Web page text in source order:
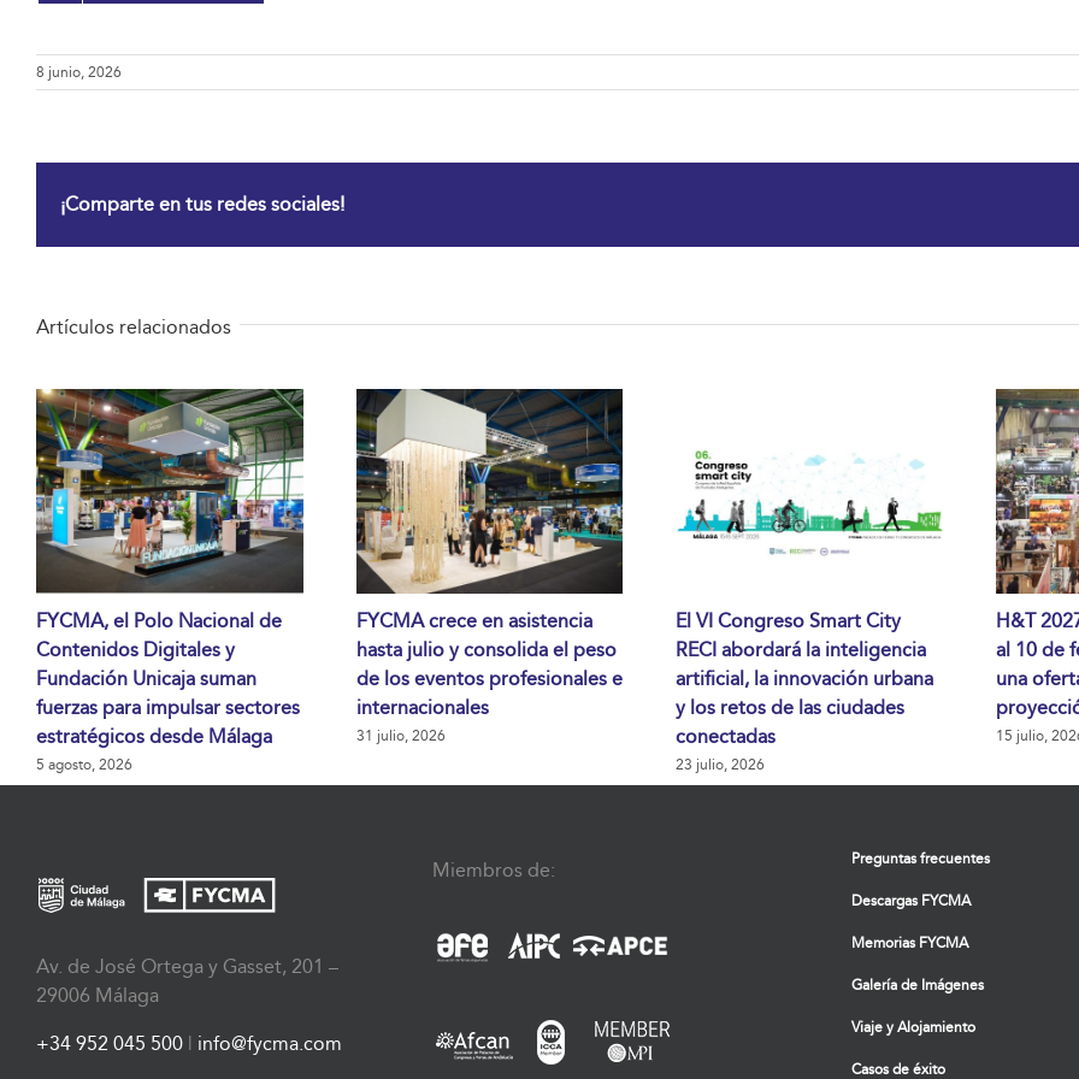
8 junio, 2026
¡Comparte en tus redes sociales!
Artículos relacionados
FYCMA, el Polo Nacional de
Contenidos Digitales y
Fundación Unicaja suman
fuerzas para impulsar sectores
estratégicos desde Málaga
5 agosto, 2026
FYCMA crece en asistencia
hasta julio y consolida el peso
de los eventos profesionales e
internacionales
31 julio, 2026
El VI Congreso Smart City
RECI abordará la inteligencia
artificial, la innovación urbana
y los retos de las ciudades
conectadas
23 julio, 2026
H&T
al 10 de
una
15 julio,
Av. de José Ortega y Gasset, 201 –
29006 Málaga
+34 952 045 500 | info@fycma.com
Miembros de: Preguntas frecuentes
Descargas FYCMA
Memorias FYCMA
Galería de Imágenes
Viaje y Alojamiento
Casos de éxito